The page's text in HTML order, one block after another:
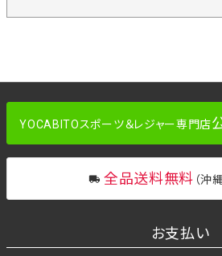
YOCABITOスポーツ＆レジャー専門店
全品送料無料 （沖
お支払い